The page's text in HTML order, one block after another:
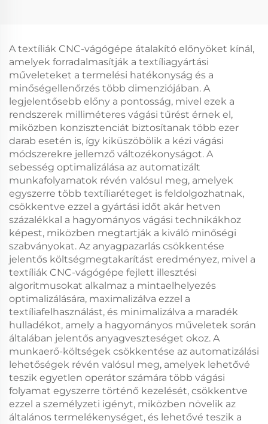
A textíliák CNC-vágógépe átalakító előnyöket kínál,
amelyek forradalmasítják a textíliagyártási
műveleteket a termelési hatékonyság és a
minőségellenőrzés több dimenziójában. A
legjelentősebb előny a pontosság, mivel ezek a
rendszerek milliméteres vágási tűrést érnek el,
miközben konzisztenciát biztosítanak több ezer
darab esetén is, így kiküszöbölik a kézi vágási
módszerekre jellemző változékonyságot. A
sebesség optimalizálása az automatizált
munkafolyamatok révén valósul meg, amelyek
egyszerre több textíliaréteget is feldolgozhatnak,
csökkentve ezzel a gyártási időt akár hetven
százalékkal a hagyományos vágási technikákhoz
képest, miközben megtartják a kiváló minőségi
szabványokat. Az anyagpazarlás csökkentése
jelentős költségmegtakarítást eredményez, mivel a
textíliák CNC-vágógépe fejlett illesztési
algoritmusokat alkalmaz a mintaelhelyezés
optimalizálására, maximalizálva ezzel a
textíliafelhasználást, és minimalizálva a maradék
hulladékot, amely a hagyományos műveletek során
általában jelentős anyagveszteséget okoz. A
munkaerő-költségek csökkentése az automatizálási
lehetőségek révén valósul meg, amelyek lehetővé
teszik egyetlen operátor számára több vágási
folyamat egyszerre történő kezelését, csökkentve
ezzel a személyzeti igényt, miközben növelik az
általános termelékenységet, és lehetővé teszik a